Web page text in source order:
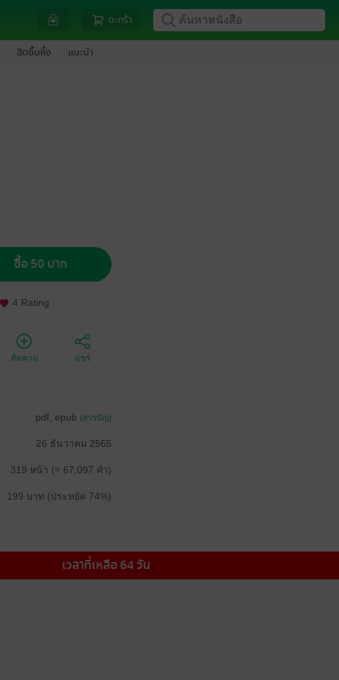
ตะกร้า
ฮิตขึ้นหิ้ง แนะนำ
ซื้อ 50 บาท
4 Rating
ติดตาม แชร์
pdf, epub (สารบัญ)
26 ธันวาคม 2565
319 หน้า (≈ 67,097 คำ)
199 บาท (ประหยัด 74%)
เวลาที่เหลือ 64 วัน